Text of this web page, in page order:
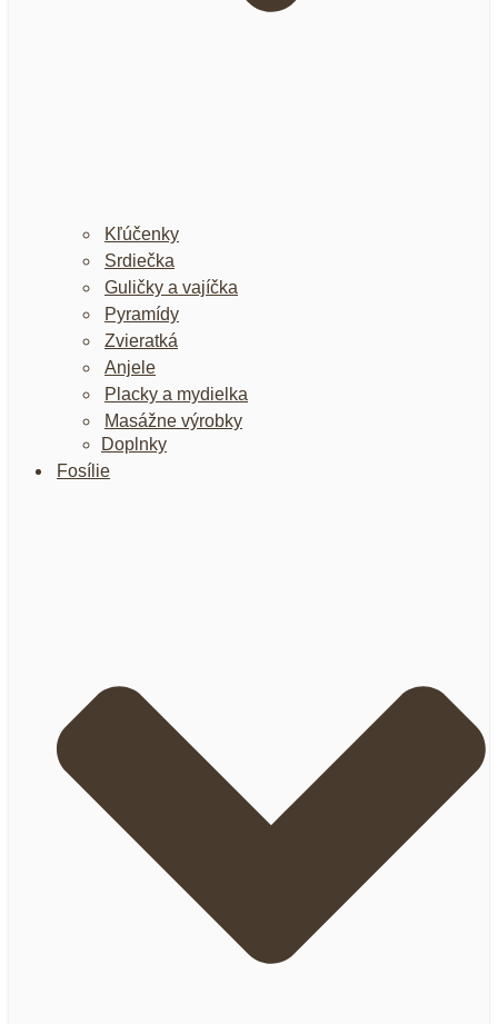
Kľúčenky
Srdiečka
Guličky a vajíčka
Pyramídy
Zvieratká
Anjele
Placky a mydielka
Masážne výrobky
Doplnky
Fosílie